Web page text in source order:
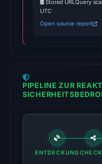
Stored URLQuery
UTC
Open source report
PIPELINE ZUR
ENTDECKUNG